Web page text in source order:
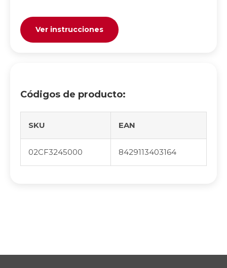
Ver instrucciones
Códigos de producto:
SKU EAN
02CF3245000 8429113403164